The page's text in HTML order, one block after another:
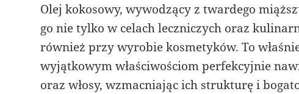
Olej kokosowy, wywodzący z twardego
go nie tylko w celach leczniczych oraz
również przy wyrobie kosmetyków. To
wyjątkowym właściwościom perfekcyjnie
oraz włosy, wzmacniając ich strukturę i